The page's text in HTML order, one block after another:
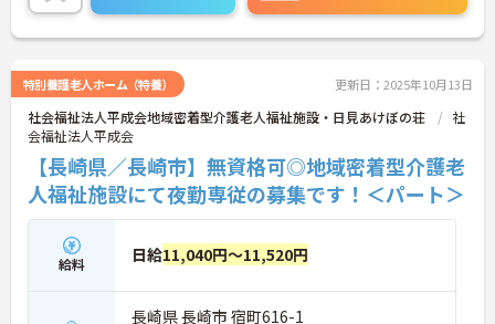
特別養護老人ホーム（特養） 更新日：2025年10月13日
社会福祉法人平成会地域密着型介護老人福祉施設・日見あけぼの荘
社
会福祉法人平成会
【長崎県／長崎市】無資格可◎地域密着型介護老
人福祉施設にて夜勤専従の募集です！＜パート＞
給料 日給11,040円～11,520円
長崎県 長崎市 宿町616-1